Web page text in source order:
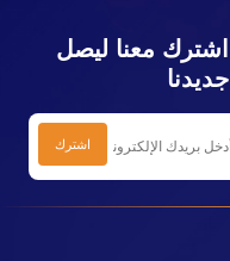
اشترك معنا ليصل
جديدنا